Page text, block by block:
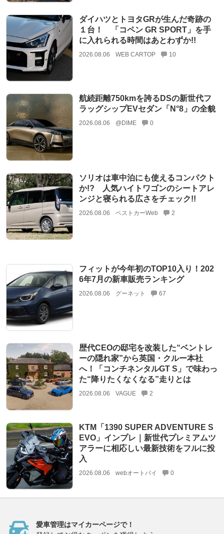
ダイハツとトヨタGRが生んだ奇跡の
１台！ 「コペン GR SPORT」を手
に入れられる時間はあとわずか!!
2026.08.06 WEB CARTOP 10
航続距離750kmを誇るDSの新世代フ
ラッグシップEVセダン「N°8」の全貌
2026.08.06 @DIME 0
ソリオは車中泊にも使えるコンパクト
か!? 人気ハイトワゴンのシートアレ
ンジと寝られる広さをチェック!!
2026.08.06 ベストカーWeb 2
フィットが今年初のTOP10入り！202
6年7月の新車販売ランキング
2026.08.06 グーネット 67
歴代CEOの邸宅を改装した“ベントレ
ーの隠れ家”から英国・クルー本社
へ！「コンチネンタルGT S」で味わっ
た“降りたくなくなる”走りとは
2026.08.06 VAGUE 2
KTM「1390 SUPER ADVENTURE S
EVO」インプレ｜新世代プレミアムツ
アラーに相応しい最新技術をフルに投
入
2026.08.06 webオートバイ 0
愛車管理はマイカーページで！